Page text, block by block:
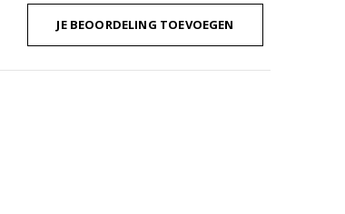
JE BEOORDELING TOEVOEGEN